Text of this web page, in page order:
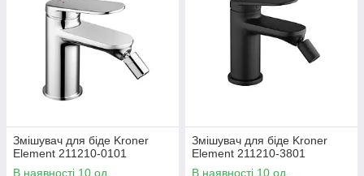
Змішувач для біде Kroner
Element 211210-0101
В наявності 10 од.
Змішувач для біде Kroner
Element 211210-3801
В наявності 10 од.